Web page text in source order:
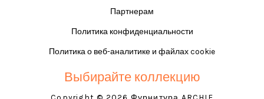
Партнерам
Политика конфиденциальности
Политика о веб-аналитике и файлах cookie
Выбирайте коллекцию